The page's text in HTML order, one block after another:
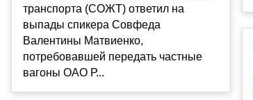
транспорта (СОЖТ) ответил на
выпады спикера Совфеда
Валентины Матвиенко,
потребовавшей передать частные
вагоны ОАО Р...